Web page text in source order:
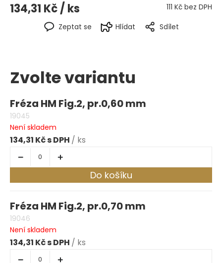
134,31 Kč/ ks 111 Kč bez DPH
Zeptat se Hlídat Sdílet
Zvolte variantu
Fréza HM Fig.2, pr.0,60 mm
19045
Není skladem
134,31 Kč / ks
Do košíku
Fréza HM Fig.2, pr.0,70 mm
19046
Není skladem
134,31 Kč / ks